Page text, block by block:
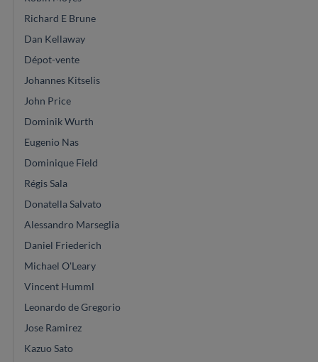
Richard E Brune
Dan Kellaway
Dépot-vente
Johannes Kitselis
John Price
Dominik Wurth
Eugenio Nas
Dominique Field
Régis Sala
Donatella Salvato
Alessandro Marseglia
Daniel Friederich
Michael O'Leary
Vincent Humml
Leonardo de Gregorio
Jose Ramirez
Kazuo Sato